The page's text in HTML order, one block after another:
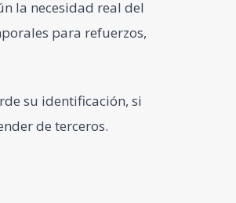
la necesidad real del
para refuerzos,
su identificación, si
de terceros.